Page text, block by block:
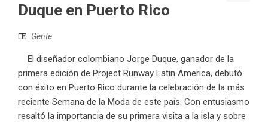
Duque en Puerto Rico
Gente
El diseñador colombiano Jorge Duque, ganador de la
primera edición de Project Runway Latin America, debutó
con éxito en Puerto Rico durante la celebración de la más
reciente Semana de la Moda de este país. Con entusiasmo
resaltó la importancia de su primera visita a la isla y sobre